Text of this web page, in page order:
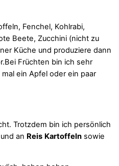
Fenchel, Kohlrabi,
Beete, Zucchini (nicht zu
Küche und produziere dann
Früchten bin ich sehr
ein Apfel oder ein paar
Trotzdem bin ich persönlich
an Reis Kartoffeln sowie